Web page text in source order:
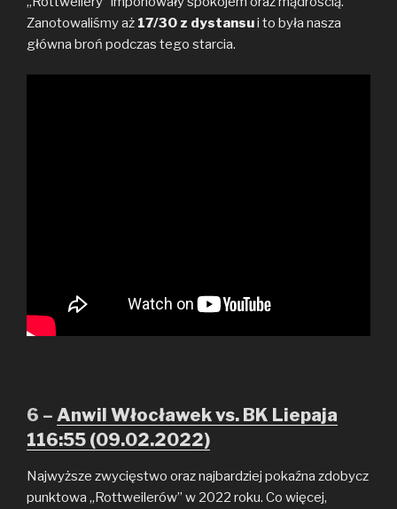
Zanotowaliśmy aż 17/30 z dystansui to była nasza
główna broń podczas tego starcia.
6 – Anwil Włocławek vs. BK Liepaja
116:55 (09.02.2022)
Najwyższe zwycięstwo oraz najbardziej pokaźna zdobycz
punktowa „Rottweilerów” w 2022 roku. Co więcej,